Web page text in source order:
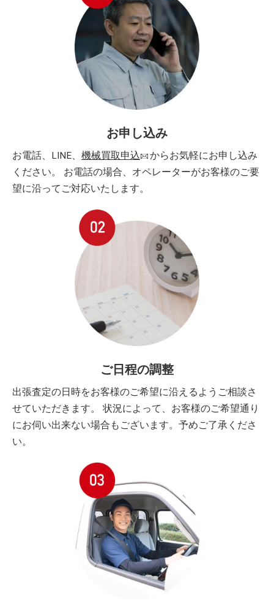
お申し込み
お電話、LINE、 機械買取申込
からお気軽にお申し込み
ください。 お電話の場合、オペレーターがお客様のご要
望に沿ってご対応いたします。
ご日程の調整
出張査定の日時をお客様のご希望に沿えるようご相談さ
せていただきます。 状況によって、お客様のご希望通り
にお伺い出来ない場合もございます。予めご了承くださ
い。